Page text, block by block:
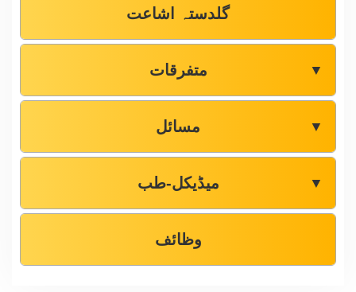
گلدستہ اشاعت
متفرقات ▼
مسائل ▼
میڈیکل-طب ▼
وظائف